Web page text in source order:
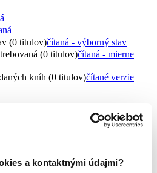
a kontaktnými údajmi?
(0 titulov)čítaná - výborný stav
(0 titulov)čítaná - mierne
kníh (0 titulov)čítané verzie
1